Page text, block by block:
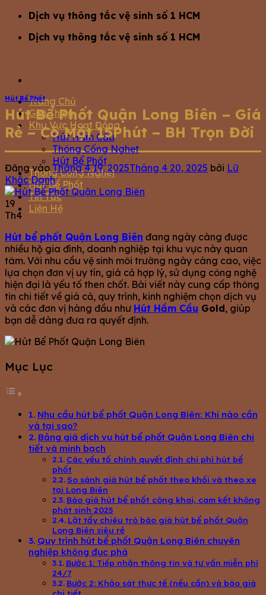
Dịch vụ thông tắc vệ sinh số 1 HCM
Dịch vụ thông tắc vệ sinh số 1 HCM
Trang Chủ
Giới Thiệu
Khu Vực Hoạt Động
Hút Hầm Cầu
Thông Cống Nghẹt
Hút Bể Phốt
Thông Cống Nghẹt
Hút Bể Phốt
Tin Tức
Liện Hệ
Hút Bể Phốt
Hút Bể Phốt Quận Long Biên – Giá
Rẻ – Có Mặt 15Phút – BH Trọn Đời
Đăng vào Tháng 4 19, 2025Tháng 4 20, 2025 bởi Lữ
Khắc Danh
19
Th4
Hút bể phốt Quận Long Biên đang ngày càng được
nhiều hộ gia đình, doanh nghiệp tại khu vực này quan
tâm. Với nhu cầu vệ sinh môi trường ngày càng cao, việc
lựa chọn đơn vị uy tín, giá cả hợp lý, sử dụng công nghệ
hiện đại là yếu tố then chốt. Bài viết này cung cấp thông
tin chi tiết về giá cả, quy trình, kinh nghiệm chọn dịch vụ
và các đơn vị hàng đầu như Hút Hầm Cầu Gold, giúp
bạn dễ dàng đưa ra quyết định.
Mục Lục
Nhu cầu hút bể phốt Quận Long Biên: Khi nào cần
và tại sao?
Bảng giá dịch vụ hút bể phốt Quận Long Biên chi
tiết và minh bạch
Các yếu tố chính quyết định chi phí hút bể
phốt
So sánh giá hút bể phốt theo khối và theo xe
tại Long Biên
Báo giá hút bể phốt công khai, cam kết không
phát sinh 2025
Lật tẩy chiêu trò báo giá hút bể phốt Quận
Long Biên siêu rẻ
Quy trình hút bể phốt Quận Long Biên chuyên
nghiệp không đục phá
Bước 1: Tiếp nhận thông tin và tư vấn miễn phí
24/7
Bước 2: Khảo sát thực tế (nếu cần) và báo giá
chi tiết